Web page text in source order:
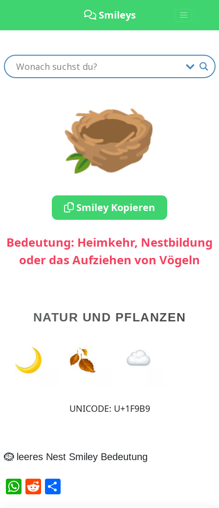
Smileys
🪹
Smiley Kopieren
Bedeutung: Heimkehr, Nestbildung
oder das Aufziehen von Vögeln
NATUR UND PFLANZEN
UNICODE: U+1F9B9
🪹 leeres Nest Smiley Bedeutung
WhatsApp
Reddit
Teilen